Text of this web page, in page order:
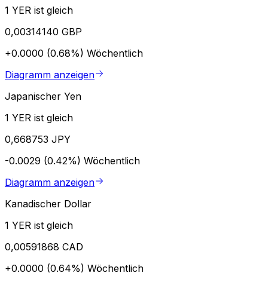
1 YER ist gleich
0,00314140 GBP
+0.0000 (0.68%) Wöchentlich
Diagramm anzeigen
Japanischer Yen
1 YER ist gleich
0,668753 JPY
-0.0029 (0.42%) Wöchentlich
Diagramm anzeigen
Kanadischer Dollar
1 YER ist gleich
0,00591868 CAD
+0.0000 (0.64%) Wöchentlich